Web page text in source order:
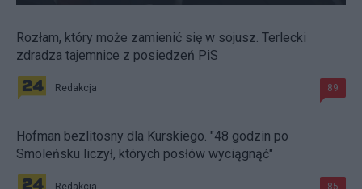
Rozłam, który może zamienić się w sojusz. Terlecki
zdradza tajemnice z posiedzeń PiS
Redakcja 89
Hofman bezlitosny dla Kurskiego. "48 godzin po
Smoleńsku liczył, których posłów wyciągnąć"
Redakcja 85